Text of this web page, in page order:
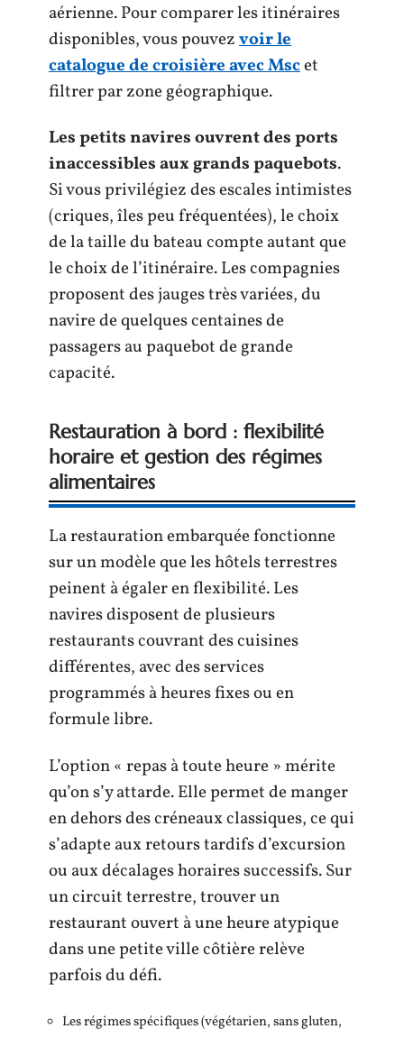
aérienne. Pour comparer les itinéraires
disponibles, vous pouvezvoir le
catalogue de croisière avec Mscet
filtrer par zone géographique.
Les petits navires ouvrent des ports
inaccessibles aux grands paquebots.
Si vous privilégiez des escales intimistes
(criques, îles peu fréquentées), le choix
de la taille du bateau compte autant que
le choix de l’itinéraire. Les compagnies
proposent des jauges très variées, du
navire de quelques centaines de
passagers au paquebot de grande
capacité.
Restauration à bord : flexibilité
horaire et gestion des régimes
alimentaires
La restauration embarquée fonctionne
sur un modèle que les hôtels terrestres
peinent à égaler en flexibilité. Les
navires disposent de plusieurs
restaurants couvrant des cuisines
différentes, avec des services
programmés à heures fixes ou en
formule libre.
L’option « repas à toute heure » mérite
qu’on s’y attarde. Elle permet de manger
en dehors des créneaux classiques, ce qui
s’adapte aux retours tardifs d’excursion
ou aux décalages horaires successifs. Sur
un circuit terrestre, trouver un
restaurant ouvert à une heure atypique
dans une petite ville côtière relève
parfois du défi.
Les régimes spécifiques (végétarien, sans gluten,